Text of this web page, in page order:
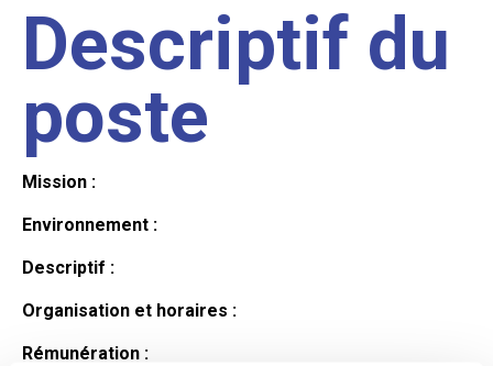
Descriptif du
poste
Mission :
Environnement :
Descriptif :
Organisation et horaires :
Rémunération :